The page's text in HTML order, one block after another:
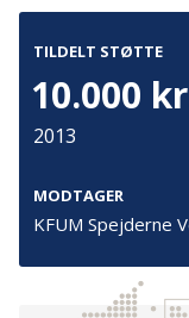
TILDELT STØTTE
10.000
2013
MODTAGER
KFUM Spejderne
Tilmeld
De seneste nyheder
aktiviteter direkte i
Tilmeld